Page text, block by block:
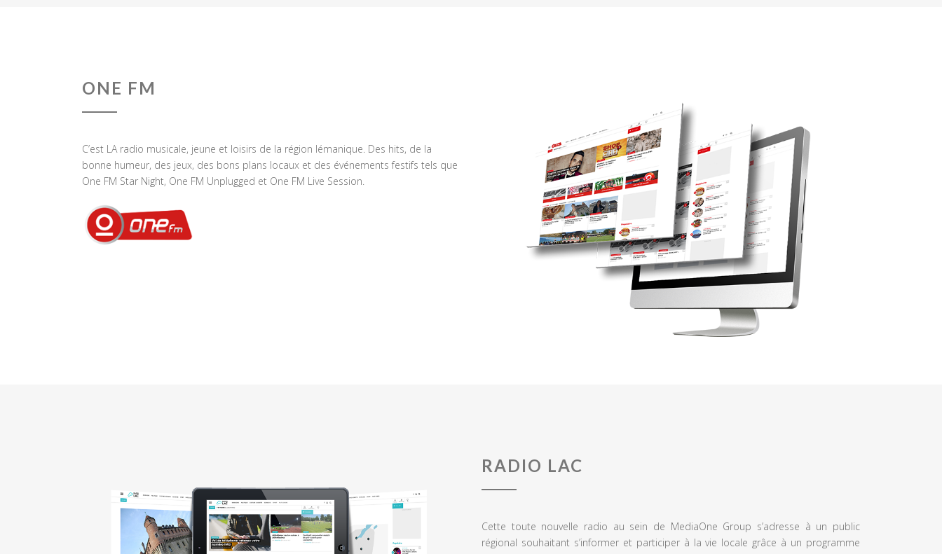
ONE FM
C’est LA radio musicale, jeune et loisirs de la région lémanique. Des hits, de la
bonne humeur, des jeux, des bons plans locaux et des événements festifs tels que
One FM Star Night, One FM Unplugged et One FM Live Session.
RADIO LAC
Cette toute nouvelle radio au sein de MediaOne Group s’adresse à un public
régional souhaitant s’informer et participer à la vie locale grâce à un programme